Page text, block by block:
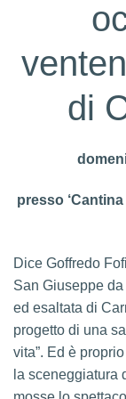
di
presso
Dice Goffredo
San Giuseppe
ed esaltata di
progetto di una
vita”. Ed è
la sceneggiatura